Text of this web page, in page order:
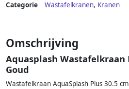
Categorie Wastafelkranen, Kranen
Omschrijving
Aquasplash Wastafelkraan
Goud
Wastafelkraan AquaSplash Plus 30.5